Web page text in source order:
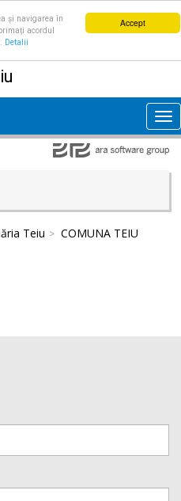
Accept
și navigarea în
acordul
Detalii
Teiu COMUNA TEIU